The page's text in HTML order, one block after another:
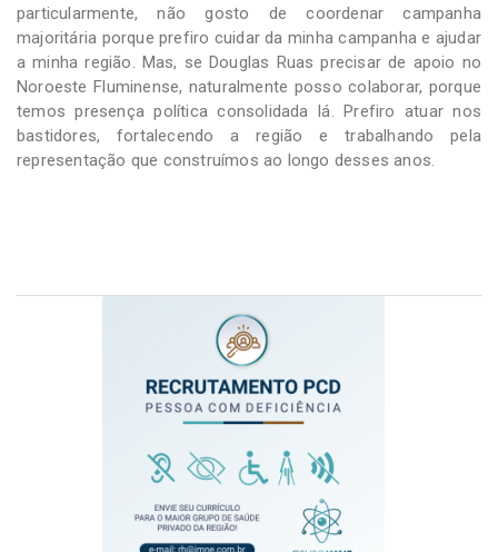
particularmente, não gosto de coordenar campanha
majoritária porque prefiro cuidar da minha campanha e ajudar
a minha região. Mas, se Douglas Ruas precisar de apoio no
Noroeste Fluminense, naturalmente posso colaborar, porque
temos presença política consolidada lá. Prefiro atuar nos
bastidores, fortalecendo a região e trabalhando pela
representação que construímos ao longo desses anos.